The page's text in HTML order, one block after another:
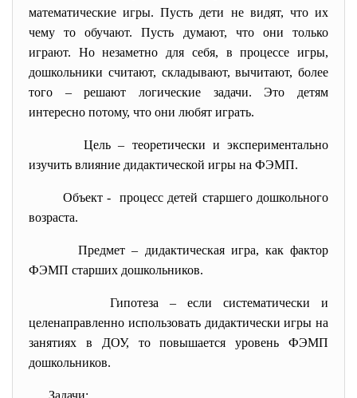
математические игры. Пусть дети не видят, что их
чему то обучают. Пусть думают, что они только
играют. Но незаметно для себя, в процессе игры,
дошкольники считают, складывают, вычитают, более
того – решают логические задачи. Это детям
интересно потому, что они любят играть.
Цель – теоретически и экспериментально
изучить влияние дидактической игры на ФЭМП.
Объект - процесс детей старшего дошкольного
возраста.
Предмет – дидактическая игра, как фактор
ФЭМП старших дошкольников.
Гипотеза – если систематически и
целенаправленно использовать дидактически игры на
занятиях в ДОУ, то повышается уровень ФЭМП
дошкольников.
Задачи: